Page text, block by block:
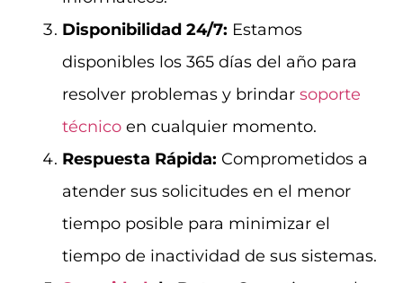
Disponibilidad 24/7: Estamos
disponibles los 365 días del año para
resolver problemas y brindar soporte
técnicoen cualquier momento.
Respuesta Rápida: Comprometidos a
atender sus solicitudes en el menor
tiempo posible para minimizar el
tiempo de inactividad de sus sistemas.